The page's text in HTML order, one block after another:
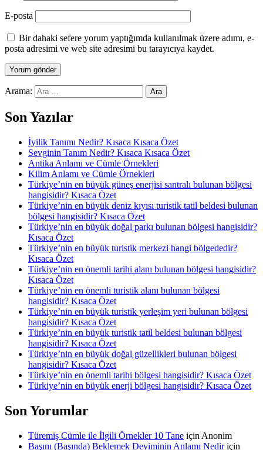
E-posta
Bir dahaki sefere yorum yaptığımda kullanılmak üzere adımı, e-
posta adresimi ve web site adresimi bu tarayıcıya kaydet.
Arama:
Son Yazılar
İyilik Tanımı Nedir? Kısaca Kısaca Özet
Sevginin Tanım Nedir? Kısaca Kısaca Özet
Antika Anlamı ve Cümle Örnekleri
Kilim Anlamı ve Cümle Örnekleri
Türkiye’nin en büyük güneş enerjisi santralı bulunan bölgesi
hangisidir? Kısaca Özet
Türkiye’nin en büyük deniz kıyısı turistik tatil beldesi bulunan
bölgesi hangisidir? Kısaca Özet
Türkiye’nin en büyük doğal parkı bulunan bölgesi hangisidir?
Kısaca Özet
Türkiye’nin en büyük turistik merkezi hangi bölgededir?
Kısaca Özet
Türkiye’nin en önemli tarihi alanı bulunan bölgesi hangisidir?
Kısaca Özet
Türkiye’nin en önemli turistik alanı bulunan bölgesi
hangisidir? Kısaca Özet
Türkiye’nin en büyük turistik yerleşim yeri bulunan bölgesi
hangisidir? Kısaca Özet
Türkiye’nin en büyük turistik tatil beldesi bulunan bölgesi
hangisidir? Kısaca Özet
Türkiye’nin en büyük doğal güzellikleri bulunan bölgesi
hangisidir? Kısaca Özet
Türkiye’nin en önemli tarihi bölgesi hangisidir? Kısaca Özet
Türkiye’nin en büyük enerji bölgesi hangisidir? Kısaca Özet
Son Yorumlar
Türemiş Cümle ile İlgili Örnekler 10 Tane için Anonim
Başını (Başında) Beklemek Deyiminin Anlamı Nediriçin